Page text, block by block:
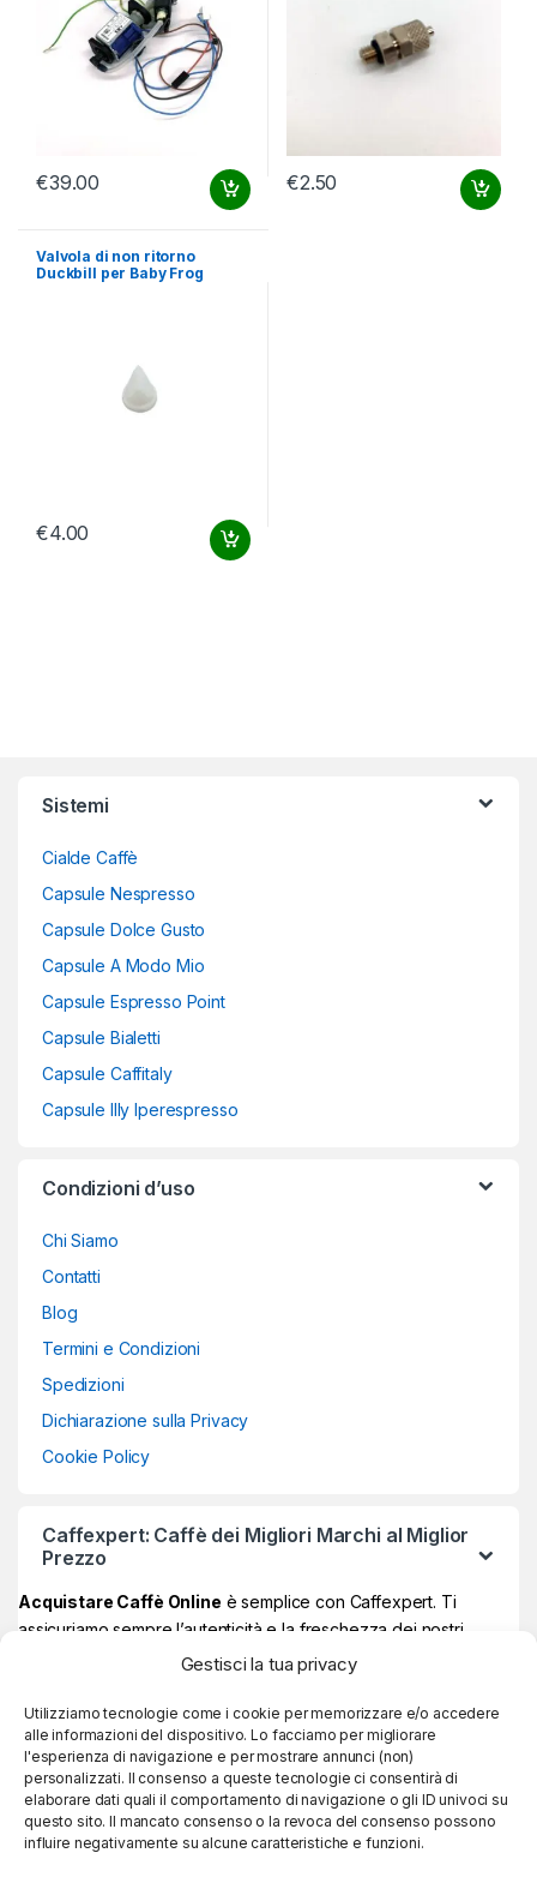
Gestisci la tua privacy
Utilizziamo tecnologie come i cookie per memorizzare e/o accedere
alle informazioni del dispositivo. Lo facciamo per migliorare
l'esperienza di navigazione e per mostrare annunci (non)
personalizzati. Il consenso a queste tecnologie ci consentirà di
elaborare dati quali il comportamento di navigazione o gli ID univoci su
questo sito. Il mancato consenso o la revoca del consenso possono
influire negativamente su alcune caratteristiche e funzioni.
€39.00 €2.50
Valvola di non ritorno
Duckbill per Baby Frog
€4.00
Sistemi
Cialde Caffè
Capsule Nespresso
Capsule Dolce Gusto
Capsule A Modo Mio
Capsule Espresso Point
Capsule Bialetti
Capsule Caffitaly
Capsule Illy Iperespresso
Condizioni d’uso
Chi Siamo
Contatti
Blog
Termini e Condizioni
Spedizioni
Dichiarazione sulla Privacy
Cookie Policy
Caffexpert: Caffè dei Migliori Marchi al Miglior
Prezzo
Acquistare Caffè Online è semplice con Caffexpert. Ti
assicuriamo sempre l’autenticità e la freschezza dei nostri
prodotti, garantiti Made in Italy al 100% ad un prezzo davvero
Sul nostro store online potrai trovare imigliori marchi di caffè
quelli più amati e apprezzati, e se raggiungi59€ di spesa, la
consegna è sempre gratuita!